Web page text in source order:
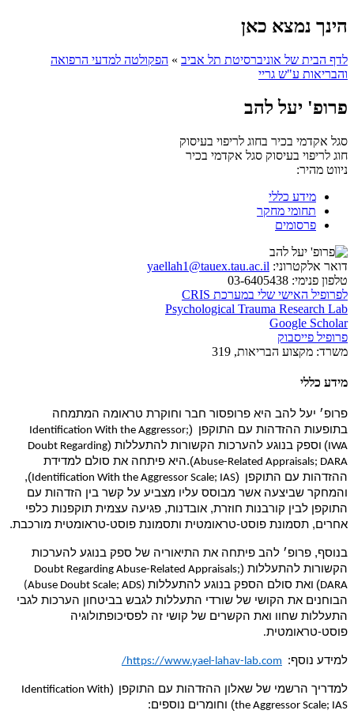
הינך נמצא כאן
לדף הבית של אוניברסיטת תל אביב » הפקולטה למדעי הרפואה
והבריאות ע"ש גריי
פרופ' יעל להב
סגל אקדמי בכיר בחוג לריפוי בעיסוק
חוג לריפוי בעיסוק סגל אקדמי בכיר
ניווט מהיר:
מידע כללי
תחומי מחקר
פרסומים
דואר אלקטרוני: yaellah1@tauex.tau.ac.il
טלפון פנימי:
לפרופיל האישי שלי במערכת CRIS
Psychological Trauma Research Lab
Google Scholar
פרופיל פייסבוק
משרד: מקצוע הבריאות, 319
מידע כללי
פרופ׳ יעל להב היא פרופסור חבר וחוקרת טראומה המתמחה
בתופעות ההזדהות עם התוקפן (
Identification With the Aggressor;
IWA
) וספק בנוגע להערכות הקשורות להתעללות (Doubt Regarding
Abuse-Related Appraisals; DARA).היא פיתחה את סולם למדידת
ההזדהות עם התוקפן (
Identification With the Aggressor Scale; IAS
),
והמחקר שביצעה אשר מבוסס עליו מצביע על קשר בין הזדהות עם
התוקפן לבין קורבנות חוזרת, אובדנות, פגיעה עצמית תוקפנות כלפי
אחרים, תסמונת פוסט-טראומטית ותסמונת פוסט-טראומטית מורכבת.
בנוסף, פרופ׳ להב פיתחה את התיאוריה של ספק בנוגע להערכות
הקשורות להתעללות (Doubt Regarding Abuse-Related Appraisals;
DARA
) ואת סולם הספק בנוגע להתעללות (Abuse Doubt Scale; ADS)
הבוחנים את הקושי של שורדי התעללות לגבש בביטחון הערכות לגבי
התעללות שחוו ואת הקשרים של קושי זה לפסיכופתולוגיה
פוסט-טראומטית.
למידע נוסף: https://www.yael-lahav-lab.com/
למדריך הרשמי של שאלון ההזדהות עם התוקפן (
Identification With
the Aggressor Scale; IAS
) וחומרים נוספים: